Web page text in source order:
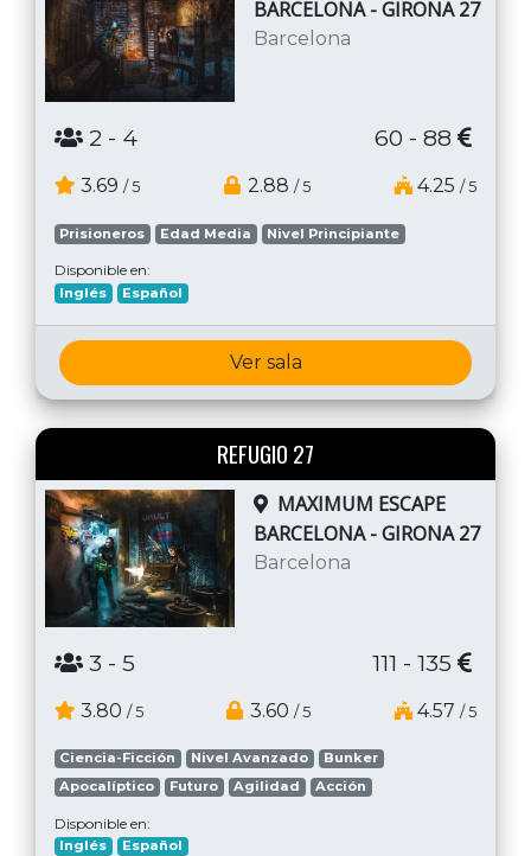
BARCELONA - GIRONA 27
Barcelona
2 - 4 60 - 88
3.69 / 5 2.88 / 5 4.25 / 5
Prisioneros Edad Media Nivel Principiante
Disponible en:
Inglés Español
Ver sala
REFUGIO 27
MAXIMUM ESCAPE
BARCELONA - GIRONA 27
Barcelona
3 - 5 111 - 135
3.80 / 5 3.60 / 5 4.57 / 5
Ciencia-Ficción Nivel Avanzado
Bunker
Apocalíptico
Futuro Agilidad Acción
Disponible en:
Inglés Español